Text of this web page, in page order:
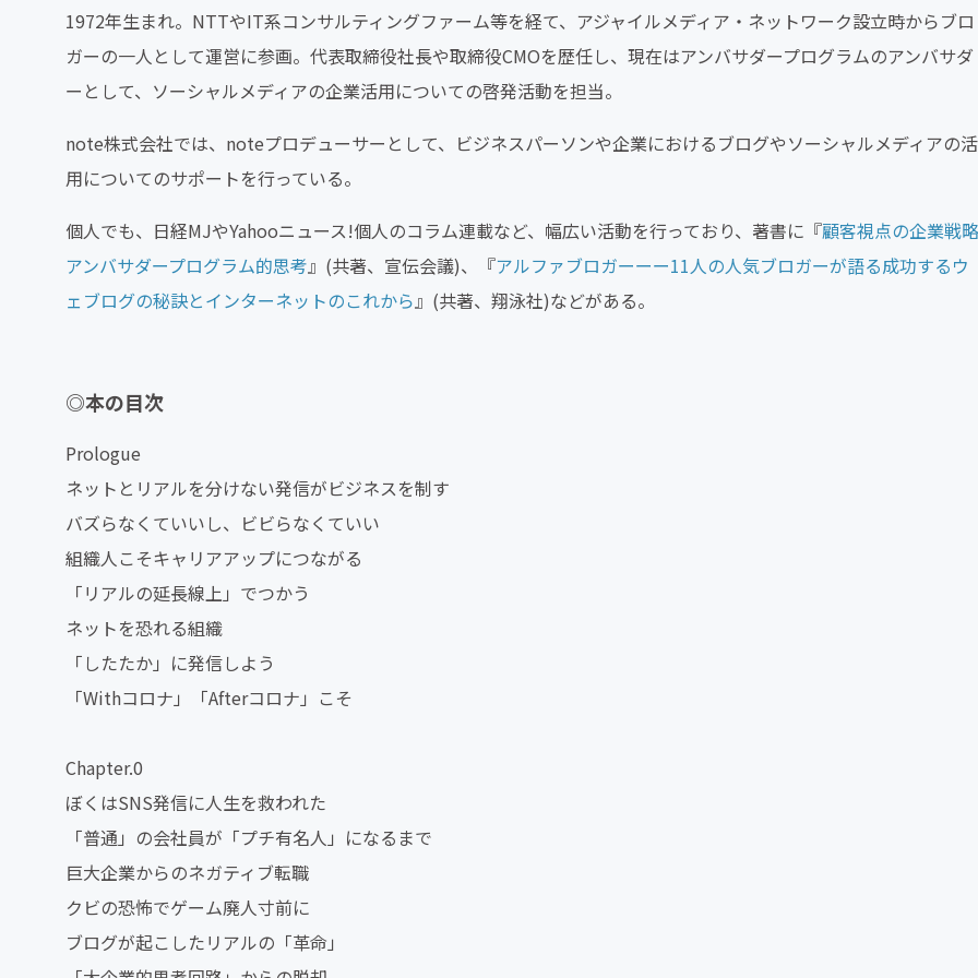
1972年生まれ。NTTやIT系コンサルティングファーム等を経て、アジャイルメディア・ネットワーク設立時からブロ
ガーの一人として運営に参画。代表取締役社長や取締役CMOを歴任し、現在はアンバサダープログラムのアンバサダ
ーとして、ソーシャルメディアの企業活用についての啓発活動を担当。
note株式会社では、noteプロデューサーとして、ビジネスパーソンや企業におけるブログやソーシャルメディアの活
用についてのサポートを行っている。
個人でも、日経MJやYahooニュース!個人のコラム連載など、幅広い活動を行っており、著書に『顧客視点の企業戦略――
アンバサダープログラム的思考』(共著、宣伝会議)、『アルファブロガーーー11人の人気ブロガーが語る成功するウ
ェブログの秘訣とインターネットのこれから』(共著、翔泳社)などがある。
◎本の目次
Prologue
ネットとリアルを分けない発信がビジネスを制す
バズらなくていいし、ビビらなくていい
組織人こそキャリアアップにつながる
「リアルの延長線上」でつかう
ネットを恐れる組織
「したたか」に発信しよう
「Withコロナ」「Afterコロナ」こそ
Chapter.0
ぼくはSNS発信に人生を救われた
「普通」の会社員が「プチ有名人」になるまで
巨大企業からのネガティブ転職
クビの恐怖でゲーム廃人寸前に
ブログが起こしたリアルの「革命」